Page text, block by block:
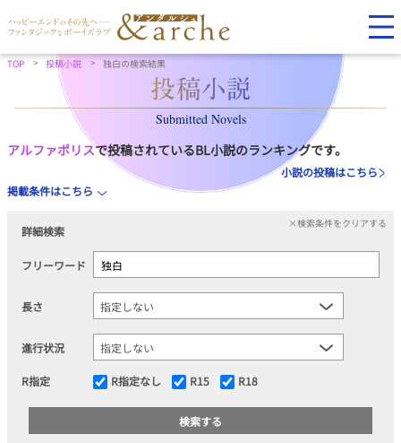
TOP 投稿小説 独白の検索結果
Submitted Novels
アルファポリスで投稿されているBL小説のランキングです。
小説の投稿はこちら
掲載条件はこちら
詳細検索
×検索条件をクリアする
フリーワード
長さ
進行状況
R指定 R指定なし R15 R18